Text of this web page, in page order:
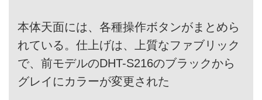
本体天面には、各種操作ボタンがまとめら
れている。仕上げは、上質なファブリック
で、前モデルのDHT-S216のブラックから
グレイにカラーが変更された